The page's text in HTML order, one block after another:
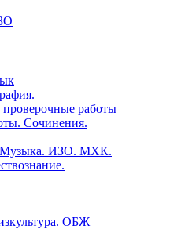
проверочные работы
Сочинения.
Музыка. ИЗО. МХК.
ОБЖ